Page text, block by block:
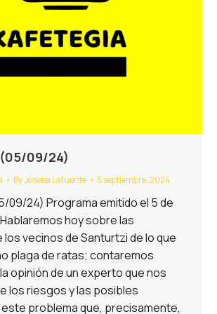
09/24)
ByJoseba Lafuente 5 septiembre, 2024
09/24) Programa emitido el 5 de
hoy sobre las
los vecinos de Santurtzi de lo que
plaga de ratas; contaremos
opinión de un experto que nos
los riesgos y las posibles
problema que, precisamente,